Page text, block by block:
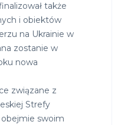
także
i obiektów
na Ukrainie w
zostanie w
nowa
związane z
Strefy
swoim